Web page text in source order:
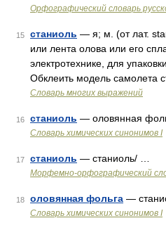
Орфографический словарь
15 станиоль — я; м. (от лат.
или лента олова или его
электротехнике, для
Обклеить модель самолета
Словарь многих выражений
16 станиоль — оловянная
Cловарь химических синонимов I
17 станиоль — станиоль/ …
Морфемно-орфографический
18 оловянная фольга —
Cловарь химических синонимов I